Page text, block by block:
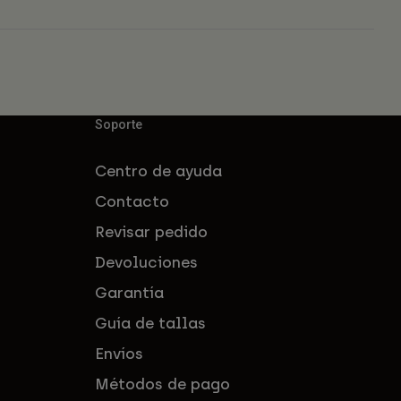
Soporte
Centro de ayuda
Contacto
Revisar pedido
Devoluciones
Garantía
Guía de tallas
Envíos
Métodos de pago